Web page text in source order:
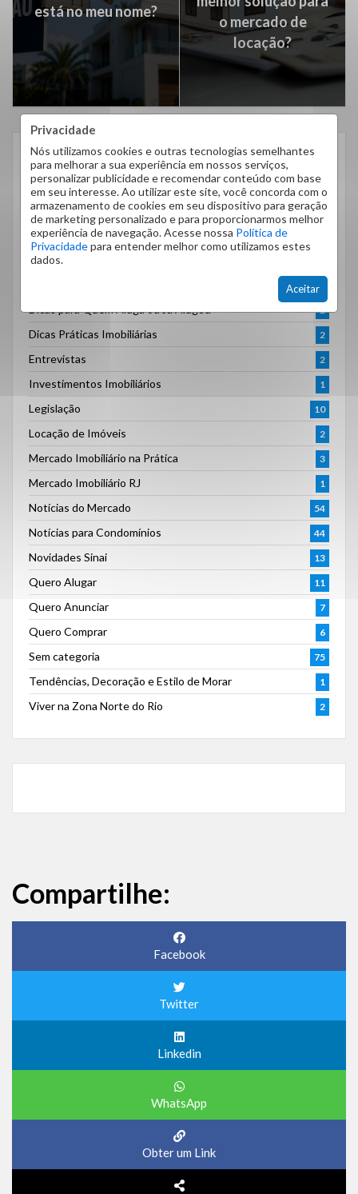
Privacidade
Nós utilizamos cookies e outras tecnologias semelhantes
para melhorar a sua experiência em nossos serviços,
personalizar publicidade e recomendar conteúdo com base
em seu interesse. Ao utilizar este site, você concorda com o
armazenamento de cookies em seu dispositivo para geração
de marketing personalizado e para proporcionarmos melhor
experiência de navegação. Acesse nossa Política de
Privacidadepara entender melhor como utilizamos estes
dados.
Aceitar
está no meu nome?
o mercado de
locação?
CATEGORIAS
Administração de Imóveis
1
Comprar, Vender e Investir com Inteligência 7
Dicas
Dicas do Bairro
Dicas para Quem Aluga ou Já Alugou 2
Dicas Práticas Imobiliárias 2
Entrevistas 2
Investimentos Imobiliários 1
Legislação 10
Locação de Imóveis 2
Mercado Imobiliário na Prática 3
Mercado Imobiliário RJ 1
Notícias do Mercado 54
Notícias para Condomínios 44
Novidades Sinai 13
Quero Alugar 11
Quero Anunciar 7
Quero Comprar 6
Sem categoria 75
Tendências, Decoração e Estilo de Morar 1
Viver na Zona Norte do Rio 2
Compartilhe:
Facebook
Twitter
Linkedin
WhatsApp
Obter um Link